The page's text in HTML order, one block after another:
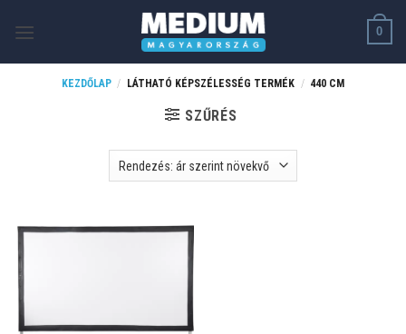
0
KEZDŐLAP / LÁTHATÓ KÉPSZÉLESSÉG TERMÉK / 440 CM
SZŰRÉS